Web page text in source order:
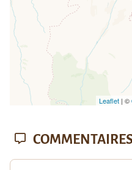
Leaflet| ©
COMMENTAIRES